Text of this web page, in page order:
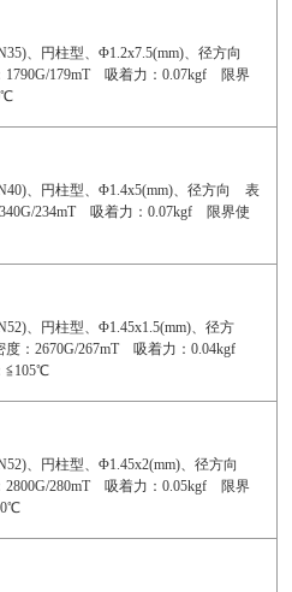
、円柱型、Φ1.2x7.5(mm)、径方向
1790G/179mT 吸着力：0.07kgf 限界
、円柱型、Φ1.4x5(mm)、径方向 表
234mT 吸着力：0.07kgf 限界使
、円柱型、Φ1.45x1.5(mm)、径方
：2670G/267mT 吸着力：0.04kgf
≦105℃
、円柱型、Φ1.45x2(mm)、径方向
2800G/280mT 吸着力：0.05kgf 限界